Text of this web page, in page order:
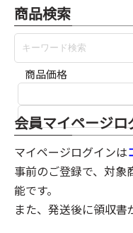
商品検索
商品価格
会員マイページロ
マイページログインは
事前のご登録で、対象
能です。
また、発送後に領収書